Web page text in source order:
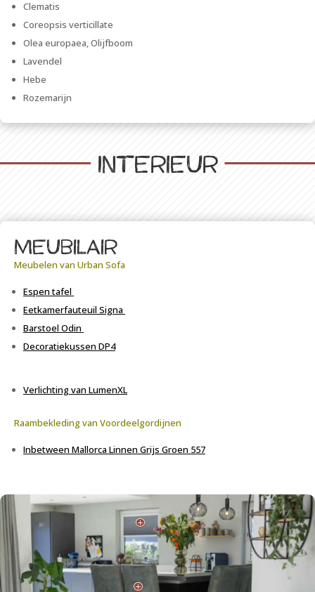
Clematis
Coreopsis verticillate
Olea europaea, Olijfboom
Lavendel
Hebe
Rozemarijn
Interieur
Meubilair
Meubelen van Urban Sofa
Espen tafel
Eetkamerfauteuil Signa
Barstoel Odin
Decoratiekussen DP4
Verlichting van LumenXL
Raambekleding van Voordeelgordijnen
Inbetween Mallorca Linnen Grijs Groen 557
P
P